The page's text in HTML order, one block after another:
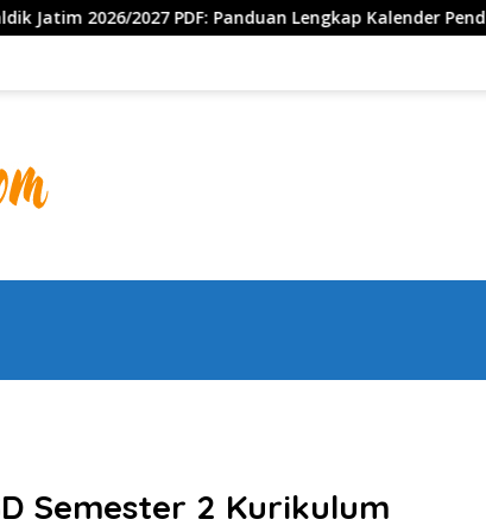
Panduan Lengkap Kalender Pendidikan Jawa Timur,
Semester 2 Kurikulum